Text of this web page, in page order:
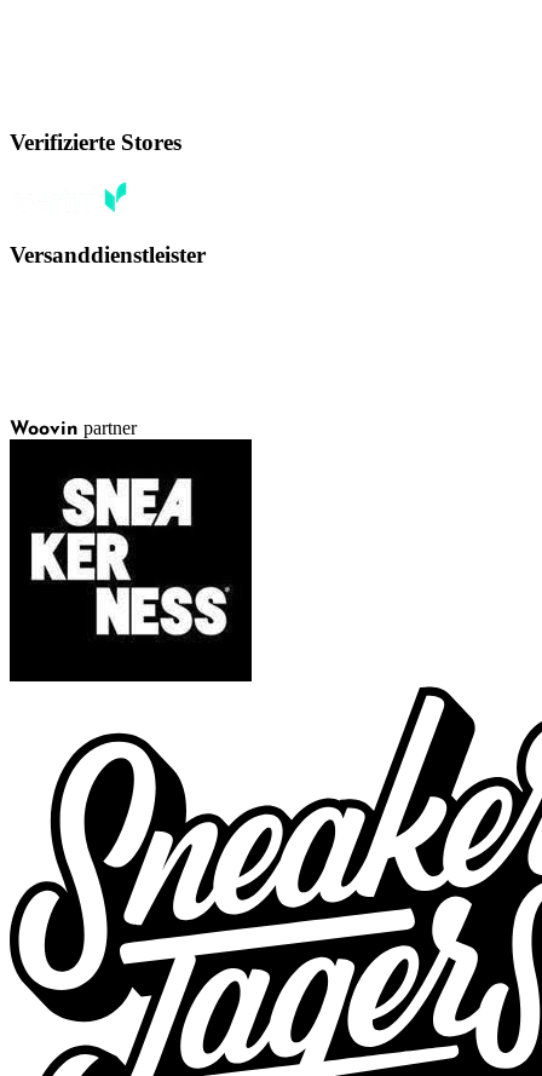
Verifizierte Stores
Versanddienstleister
Woovin partner